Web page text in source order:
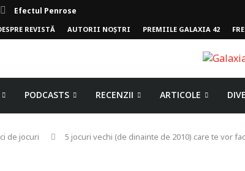
Efectul Penrose
REVISTĂ AUTORII NOȘTRI PREMIILE GALAXIA 42
PODCASTS RECENZII ARTICOLE
de jocuri 5 jocuri vechi (de dinainte de 2010) care te vor